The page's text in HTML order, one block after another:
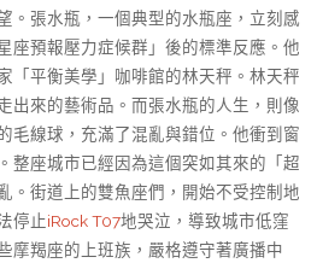
。張水瓶，一個典型的水瓶座，立刻感
座預報壓力症候群」後的標準反應。他
「平衡美學」咖啡館的林天秤。林天秤
出來的藝術品。而張水瓶的人生，則像
毛線球，充滿了混亂與錯位。他衝到窗
。整座城市已經因為這個突如其來的「超
。街道上的雙魚座們，開始不受控制地
停止iRock T07地哭泣，導致城市低窪
摩羯座的上班族，嚴格遵守著廣播中